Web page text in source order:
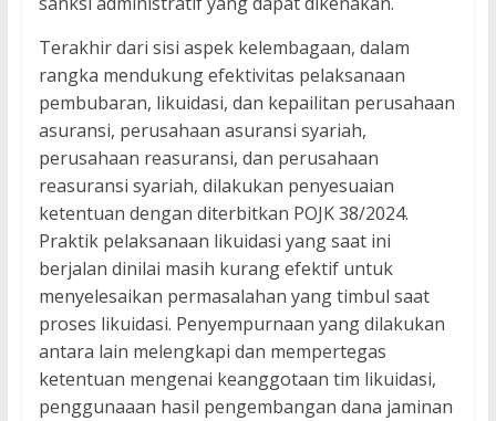
Terakhir dari sisi aspek kelembagaan, dalam
rangka mendukung efektivitas pelaksanaan
pembubaran, likuidasi, dan kepailitan perusahaan
asuransi, perusahaan asuransi syariah,
perusahaan reasuransi, dan perusahaan
reasuransi syariah, dilakukan penyesuaian
ketentuan dengan diterbitkan POJK 38/2024.
Praktik pelaksanaan likuidasi yang saat ini
berjalan dinilai masih kurang efektif untuk
menyelesaikan permasalahan yang timbul saat
proses likuidasi. Penyempurnaan yang dilakukan
antara lain melengkapi dan mempertegas
ketentuan mengenai keanggotaan tim likuidasi,
penggunaaan hasil pengembangan dana jaminan